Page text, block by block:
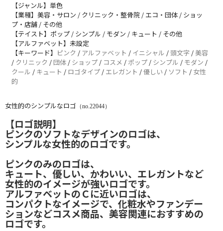
【ジャンル】単色
【業種】美容・サロン / クリニック・整骨院 / エコ・団体 / ショッ
プ・店舗 / その他
【テイスト】ポップ / シンプル / モダン / キュート / その他
【アルファベット】未設定
【キーワード】 ピンク / アルファベット / イニシャル / 頭文字 /美容
/ クリニック /団体 / ショップ / コスメ / ポップ / シンプル / モダン /
クール / キュート / ロゴタイプ / エレガント /優しい / ソフト / 女性
的
女性的のシンプルなロゴ （no.22044）
【ロゴ説明】
ピンクのソフトなデザインのロゴは、
シンプルな女性的のロゴです。
ピンクのみのロゴは、
キュート、優しい、かわいい、エレガントなど
女性的のイメージが強いロゴです。
アルファベットのＣに近いロゴは、
コンパクトなイメージで、化粧水やファンデー
ションなどコスメ商品、美容関連におすすめの
ロゴです。